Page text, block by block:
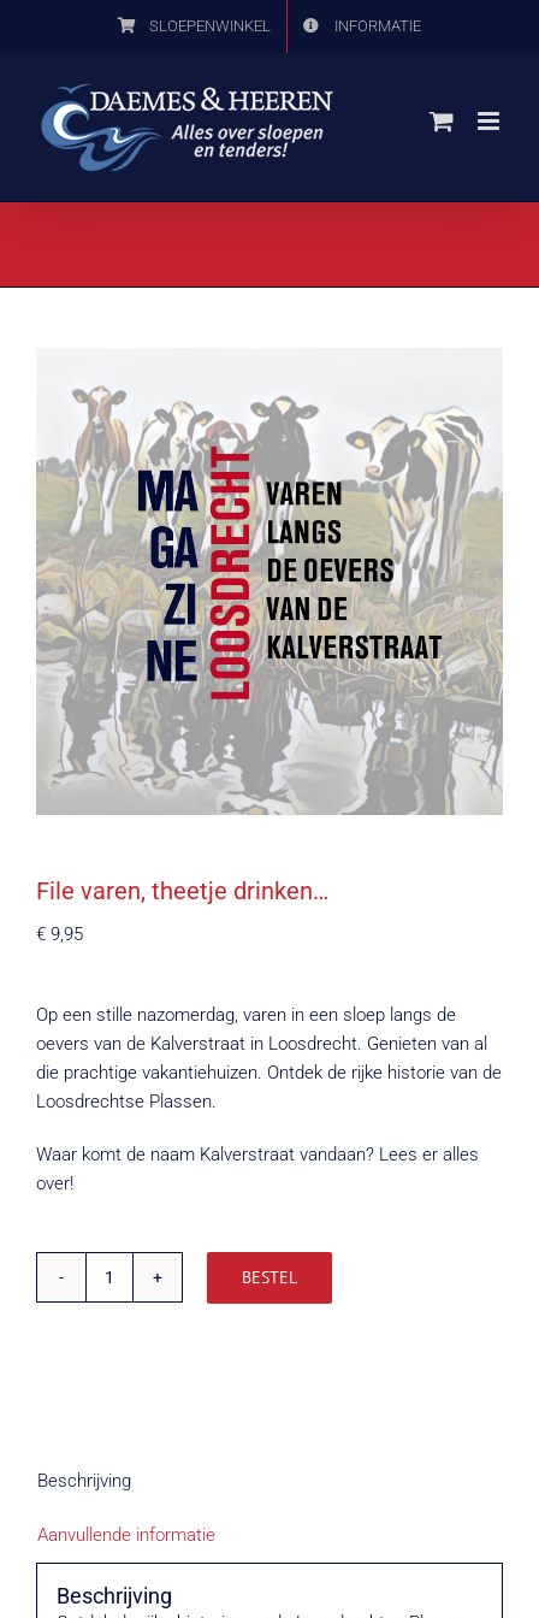
SLOEPENWINKEL INFORMATIE
File varen, theetje drinken…
€ 9,95
Op een stille nazomerdag, varen in een sloep langs de
oevers van de Kalverstraat in Loosdrecht. Genieten van al
die prachtige vakantiehuizen. Ontdek de rijke historie van de
Loosdrechtse Plassen.
Waar komt de naam Kalverstraat vandaan? Lees er alles
over!
File
BESTEL
Beschrijving
Aanvullende informatie
Beschrijving